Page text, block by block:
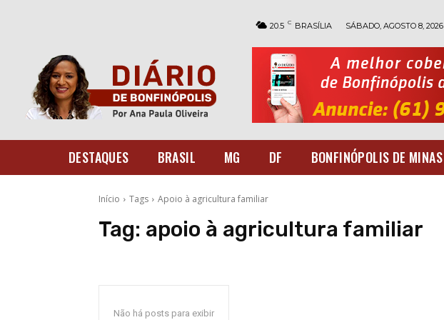
20.5 C BRASÍLIA SÁBADO, AGOSTO 8, 2026
DESTAQUES BRASIL MG DF BONFINÓPOLIS DE MINAS
Início Tags Apoio à agricultura familiar
Tag: apoio à agricultura familiar
Não há posts para exibir